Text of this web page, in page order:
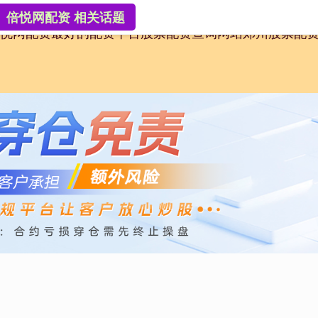
网配资最好的配资平台股票配资查询网站郑州股票配
倍悦网配资 相关话题